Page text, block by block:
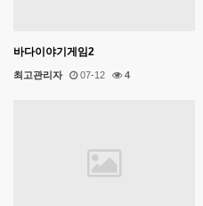
바다이야기게임2
최고관리자 07-12 4